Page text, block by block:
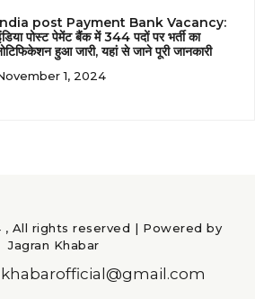
post Payment Bank Vacancy:
पोस्ट पेमेंट बैंक में 344 पदों पर भर्ती का
हुआ जारी, यहां से जाने पूरी जानकारी
1, 2024
All rights reserved | Powered by
Jagran Khabar